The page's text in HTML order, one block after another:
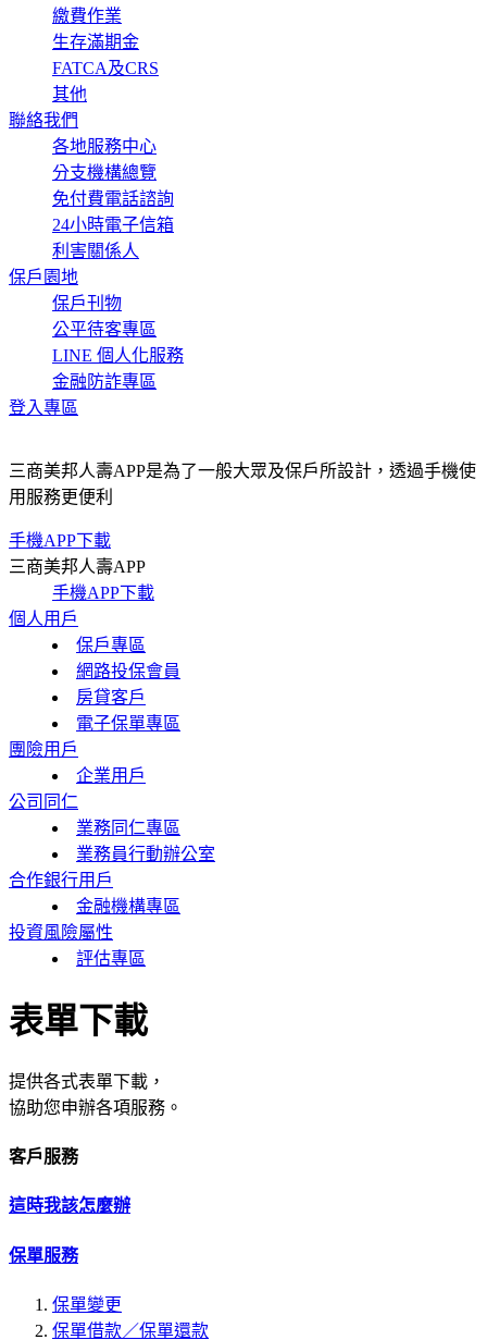
繳費作業
生存滿期金
FATCA及CRS
其他
聯絡我們
各地服務中心
分支機構總覽
免付費電話諮詢
24小時電子信箱
利害關係人
保戶園地
保戶刊物
公平待客專區
LINE 個人化服務
金融防詐專區
登入專區
三商美邦人壽APP是為了一般大眾及保戶所設計，透過手機使
用服務更便利
手機APP下載
三商美邦人壽APP
手機APP下載
個人用戶
保戶專區
網路投保會員
房貸客戶
電子保單專區
團險用戶
企業用戶
公司同仁
業務同仁專區
業務員行動辦公室
合作銀行用戶
金融機構專區
投資風險屬性
評估專區
表單下載
提供各式表單下載，
協助您申辦各項服務。
客戶服務
這時我該怎麼辦
保單服務
保單變更
保單借款／保單還款